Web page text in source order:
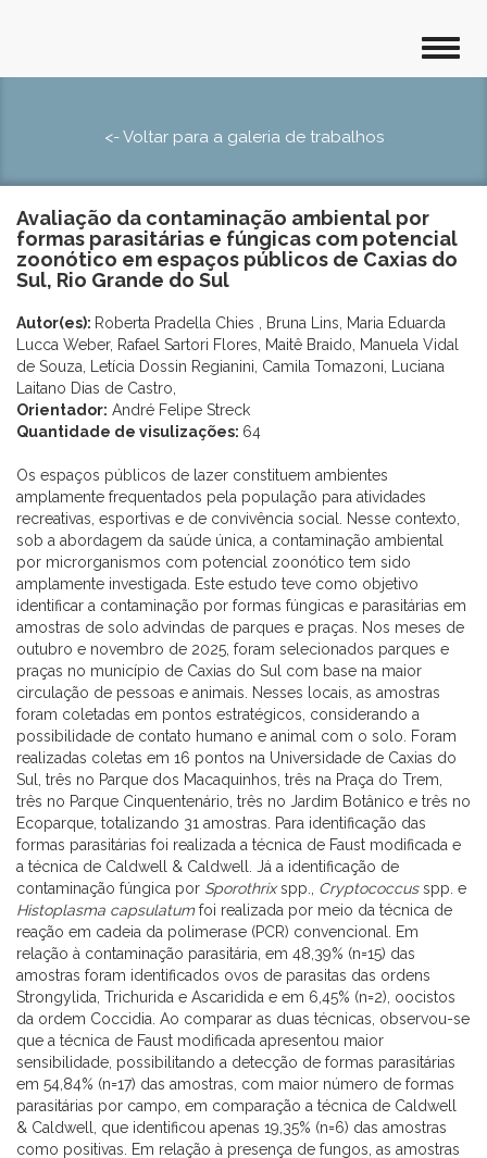
<- Voltar para a galeria de trabalhos
Avaliação da contaminação ambiental por
formas parasitárias e fúngicas com potencial
zoonótico em espaços públicos de Caxias do
Sul, Rio Grande do Sul
Autor(es): Roberta Pradella Chies , Bruna Lins, Maria Eduarda
Lucca Weber, Rafael Sartori Flores, Maitê Braido, Manuela Vidal
de Souza, Letícia Dossin Regianini, Camila Tomazoni, Luciana
Laitano Dias de Castro,
Orientador: André Felipe Streck
Quantidade de visulizações: 64
Os espaços públicos de lazer constituem ambientes
amplamente frequentados pela população para atividades
recreativas, esportivas e de convivência social. Nesse contexto,
sob a abordagem da saúde única, a contaminação ambiental
por microrganismos com potencial zoonótico tem sido
amplamente investigada. Este estudo teve como objetivo
identificar a contaminação por formas fúngicas e parasitárias em
amostras de solo advindas de parques e praças. Nos meses de
outubro e novembro de 2025, foram selecionados parques e
praças no município de Caxias do Sul com base na maior
circulação de pessoas e animais. Nesses locais, as amostras
foram coletadas em pontos estratégicos, considerando a
possibilidade de contato humano e animal com o solo. Foram
realizadas coletas em 16 pontos na Universidade de Caxias do
Sul, três no Parque dos Macaquinhos, três na Praça do Trem,
três no Parque Cinquentenário, três no Jardim Botânico e três no
Ecoparque, totalizando 31 amostras. Para identificação das
formas parasitárias foi realizada a técnica de Faust modificada e
a técnica de Caldwell & Caldwell. Já a identificação de
contaminação fúngica por Sporothrixspp., Cryptococcusspp. e
Histoplasma capsulatumfoi realizada por meio da técnica de
reação em cadeia da polimerase (PCR) convencional. Em
relação à contaminação parasitária, em 48,39% (n=15) das
amostras foram identificados ovos de parasitas das ordens
Strongylida, Trichurida e Ascaridida e em 6,45% (n=2), oocistos
da ordem Coccidia. Ao comparar as duas técnicas, observou-se
que a técnica de Faust modificada apresentou maior
sensibilidade, possibilitando a detecção de formas parasitárias
em 54,84% (n=17) das amostras, com maior número de formas
parasitárias por campo, em comparação a técnica de Caldwell
& Caldwell, que identificou apenas 19,35% (n=6) das amostras
como positivas. Em relação à presença de fungos, as amostras